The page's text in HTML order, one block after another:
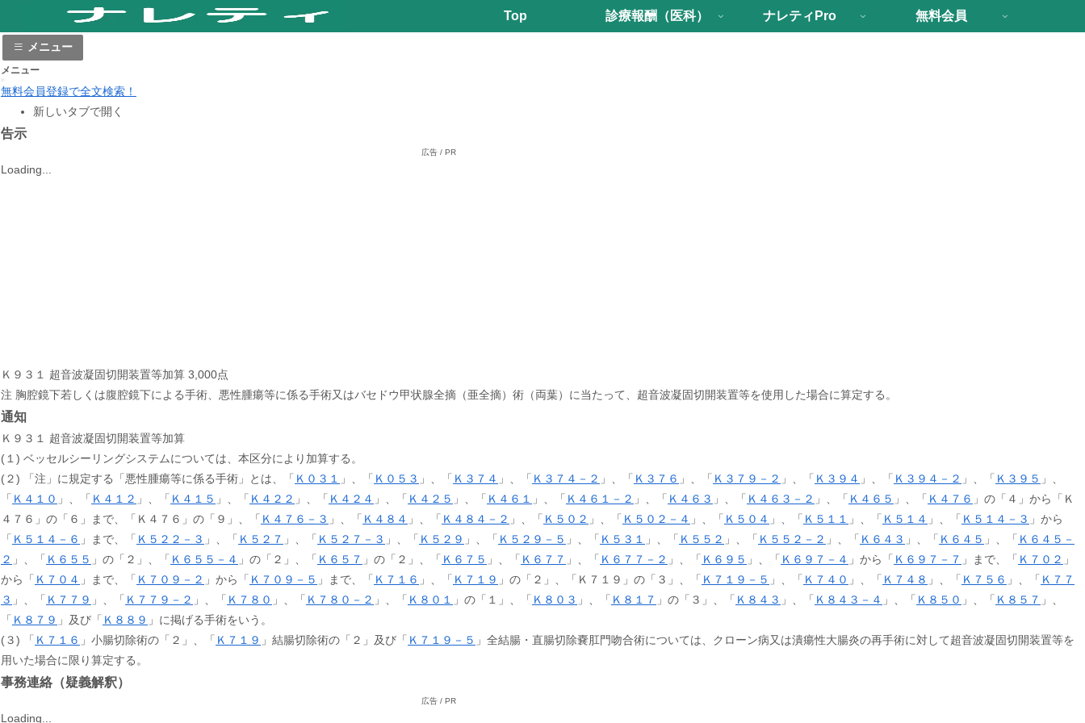
Top 診療報酬（医科） ナレティPro 無料会員
メニュー
メニュー
無料会員登録で全文検索！
新しいタブで開く
告示
広告 / PR
Loading...
Ｋ９３１ 超音波凝固切開装置等加算 3,000点
注 胸腔鏡下若しくは腹腔鏡下による手術、悪性腫瘍等に係る手術又はバセドウ甲状腺全摘（亜全摘）術（両葉）に当たって、超音波凝固切開装置等を使用した場合に算定する。
通知
Ｋ９３１ 超音波凝固切開装置等加算
(１) ベッセルシーリングシステムについては、本区分により加算する。
(２) 「注」に規定する「悪性腫瘍等に係る手術」とは、「 Ｋ０３１ 」、「 Ｋ０５３ 」、「 Ｋ３７４ 」、「 Ｋ３７４－２ 」、「 Ｋ３７６ 」、「 Ｋ３７９－２ 」、「 Ｋ３９４ 」、「 Ｋ３９４－２ 」、 「 Ｋ３９５ 」、
「 Ｋ４１０ 」、「 Ｋ４１２ 」、「 Ｋ４１５ 」、「 Ｋ４２２ 」、「 Ｋ４２４ 」、「 Ｋ４２５ 」、 「 Ｋ４６１ 」、「 Ｋ４６１－２ 」、「 Ｋ４６３ 」、「 Ｋ４６３－２ 」、「 Ｋ４６５ 」、「 Ｋ４７６ 」の「４」から「Ｋ
４７６」の「６」まで、「Ｋ４７６」の「９」、「 Ｋ４７６－３ 」、「 Ｋ４８４ 」、「 Ｋ４８４－２ 」、「 Ｋ５０２ 」、「 Ｋ５０２－４ 」、「 Ｋ５０４ 」、「 Ｋ５１１ 」、「 Ｋ５１４ 」、「 Ｋ５１４－３ 」から
「 Ｋ５１４－６ 」まで、「 Ｋ５２２－３ 」、「 Ｋ５２７ 」、「 Ｋ５２７－３ 」、「 Ｋ５２９ 」、「 Ｋ５２９－５ 」、「 Ｋ５３１ 」、「 Ｋ５５２ 」、「 Ｋ５５２－２ 」、「 Ｋ６４３ 」、「 Ｋ６４５ 」、「 Ｋ６４５－
２ 」、「 Ｋ６５５ 」の「２」、「 Ｋ６５５－４ 」の「２」、「 Ｋ６５７ 」の「２」、「 Ｋ６７５ 」、「 Ｋ６７７ 」、「 Ｋ６７７－２ 」、「 Ｋ６９５ 」、「 Ｋ６９７－４ 」から「 Ｋ６９７－７ 」まで、「 Ｋ７０２ 」
から「 Ｋ７０４ 」まで、「 Ｋ７０９－２ 」から「 Ｋ７０９－５ 」まで、「 Ｋ７１６ 」、「 Ｋ７１９ 」の「２」、「Ｋ７１９」の「３」、「 Ｋ７１９－５ 」、「 Ｋ７４０ 」、「 Ｋ７４８ 」、「 Ｋ７５６ 」、「 Ｋ７７
３ 」、「 Ｋ７７９ 」、「 Ｋ７７９－２ 」、「 Ｋ７８０ 」、「 Ｋ７８０－２ 」、「 Ｋ８０１ 」の「１」、「 Ｋ８０３ 」、「 Ｋ８１７ 」の「３」、「 Ｋ８４３ 」、「 Ｋ８４３－４ 」、「 Ｋ８５０ 」、「 Ｋ８５７ 」、
「 Ｋ８７９ 」及び「 Ｋ８８９ 」に掲げる手術をいう。
(３) 「 Ｋ７１６ 」小腸切除術の「２」、「 Ｋ７１９ 」結腸切除術の「２」及び「 Ｋ７１９－５ 」全結腸・直腸切除嚢肛門吻合術については、クローン病又は潰瘍性大腸炎の再手術に対して超音波凝固切開装置等を
用いた場合に限り算定する。
事務連絡（疑義解釈）
広告 / PR
Loading...